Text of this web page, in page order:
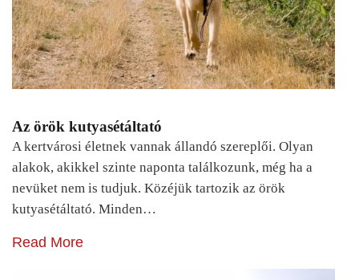
Az örök kutyasétáltató
A kertvárosi életnek vannak állandó szereplői. Olyan
alakok, akikkel szinte naponta találkozunk, még ha a
nevüket nem is tudjuk. Közéjük tartozik az örök
kutyasétáltató. Minden…
Read More